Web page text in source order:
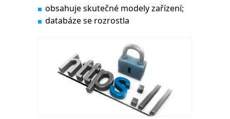
obsahuje skutečné modely zařízení;
databáze se rozrostla